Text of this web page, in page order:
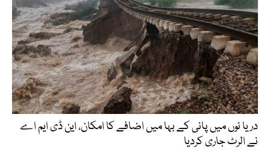
دریا ئوں میں پانی کے بہا میں اضافے کا امکان، این ڈی ایم اے
نے الرٹ جاری کردیا